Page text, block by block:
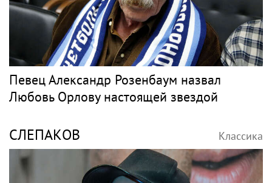
Девушка Тимати Валентина Иванова
снялась с годовалой дочерью в парной